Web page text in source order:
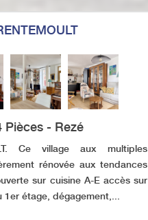
Pièces - Rezé
Ce village aux multiples
rénovée aux tendances
sur cuisine A-E accès sur
étage, dégagement,...